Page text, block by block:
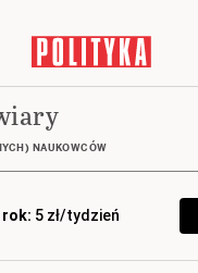
NAUKOWCÓW
rok: 5 zł/tydzień